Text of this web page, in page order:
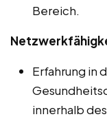
Bereich.
Erfahrung in
innerhalb